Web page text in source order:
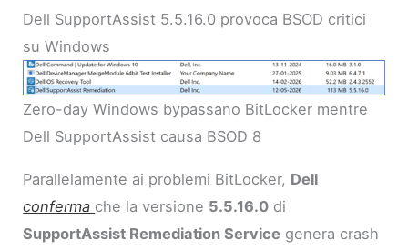
Dell SupportAssist 5.5.16.0 provoca BSOD critici
su Windows
Zero-day Windows bypassano BitLocker mentre
Dell SupportAssist causa BSOD 8
Parallelamente ai problemi BitLocker, Dell
conferma che la versione 5.5.16.0 di
SupportAssist Remediation Service genera crash